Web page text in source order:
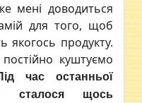
мені доводиться
для того, щоб
якогось продукту.
куштуємо
час останньої
сталося щось